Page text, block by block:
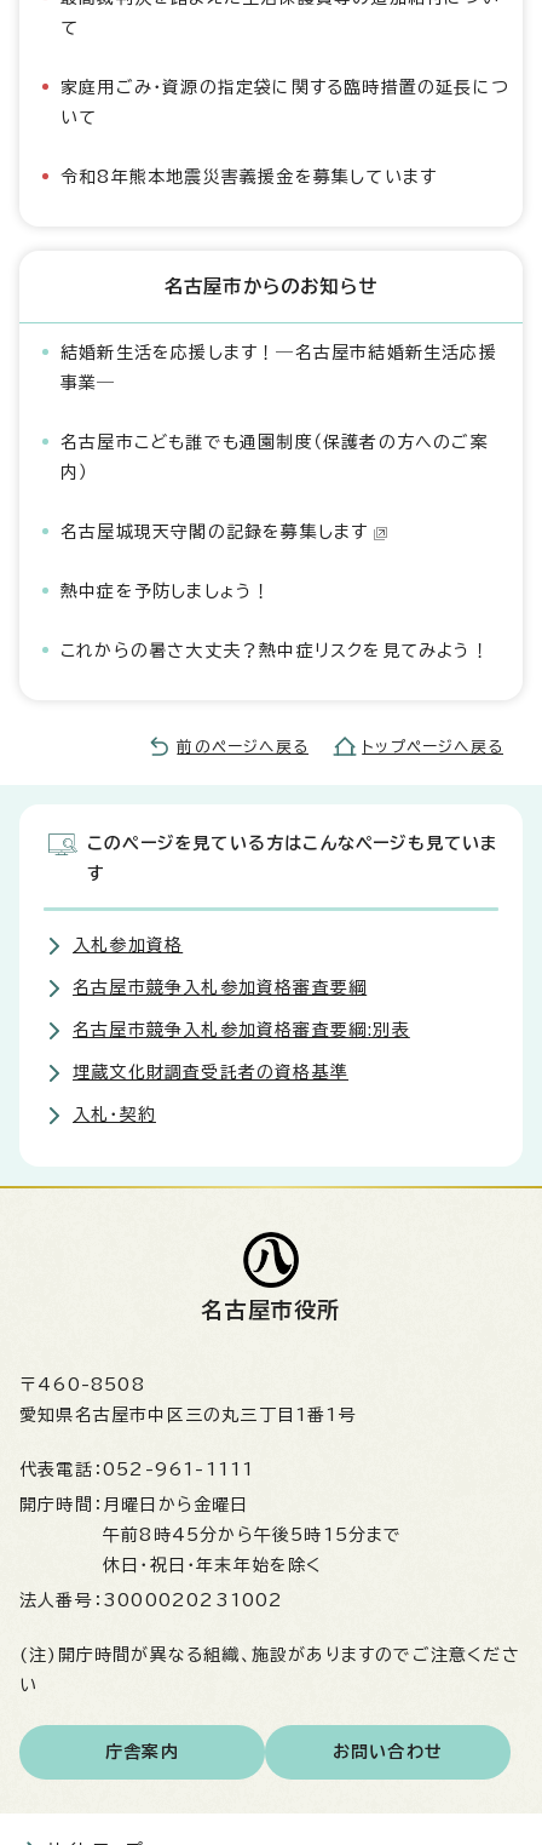
て
家庭用ごみ・資源の指定袋に関する臨時措置の延長につ
いて
令和8年熊本地震災害義援金を募集しています
名古屋市からのお知らせ
結婚新生活を応援します！―名古屋市結婚新生活応援
事業―
名古屋市こども誰でも通園制度（保護者の方へのご案
内）
名古屋城現天守閣の記録を募集します
熱中症を予防しましょう！
これからの暑さ大丈夫？熱中症リスクを見てみよう！
前のページへ戻る トップページへ戻る
このページを見ている方はこんなページも見ていま
す
入札参加資格
名古屋市競争入札参加資格審査要綱
名古屋市競争入札参加資格審査要綱:別表
埋蔵文化財調査受託者の資格基準
入札・契約
名古屋市役所
〒460-8508
愛知県名古屋市中区三の丸三丁目1番1号
代表電話： 052-961-1111
開庁時間： 月曜日から金曜日
午前8時45分から午後5時15分まで
休日・祝日・年末年始を除く
法人番号： 3000020231002
(注)開庁時間が異なる組織、施設がありますのでご注意くださ
い
庁舎案内 お問い合わせ